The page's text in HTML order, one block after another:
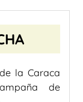
la Caraca
de